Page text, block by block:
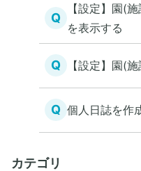
Q
【設定】園(
を表示する
Q 【設定】園(
Q 個人日誌を作
カテゴリ